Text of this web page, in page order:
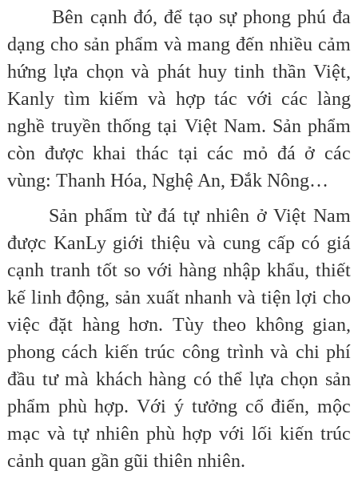
Bên cạnh đó, để tạo sự phong phú đa
dạng cho sản phẩm và mang đến nhiều cảm
hứng lựa chọn và phát huy tinh thần Việt,
Kanly tìm kiếm và hợp tác với các làng
nghề truyền thống tại Việt Nam. Sản phẩm
còn được khai thác tại các mỏ đá ở các
vùng: Thanh Hóa, Nghệ An, Đắk Nông…
Sản phẩm từ đá tự nhiên ở Việt Nam
được KanLy giới thiệu và cung cấp có giá
cạnh tranh tốt so với hàng nhập khẩu, thiết
kế linh động, sản xuất nhanh và tiện lợi cho
việc đặt hàng hơn. Tùy theo không gian,
phong cách kiến trúc công trình và chi phí
đầu tư mà khách hàng có thể lựa chọn sản
phẩm phù hợp. Với ý tưởng cổ điển, mộc
mạc và tự nhiên phù hợp với lối kiến trúc
cảnh quan gần gũi thiên nhiên.